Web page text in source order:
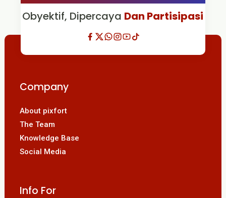
Obyektif, Dipercaya Dan Partisipasi
Company
About pixfort
The Team
Knowledge Base
Social Media
Info For